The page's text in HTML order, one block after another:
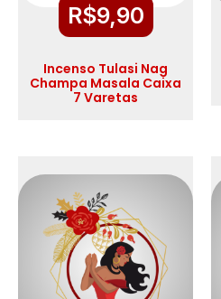
R$9,90
Incenso Tulasi Nag
Champa Masala Caixa
7 Varetas